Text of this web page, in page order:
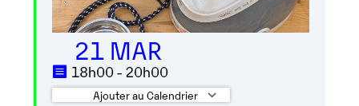
21 MAR
18h00 - 20h00
Ajouter au Calendrier